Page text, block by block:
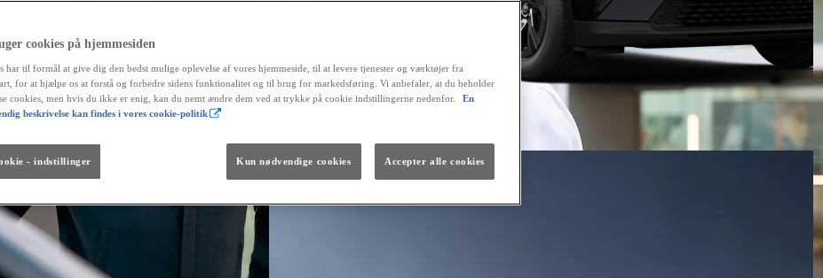
The soul lives on.
cookies på hjemmesiden
har til formål at give dig den bedst mulige oplevelse af vores hjemmeside, til at levere tjenester og værktøjer fra
for at hjælpe os at forstå og forbedre sidens funktionalitet og til brug for markedsføring. Vi anbefaler, at du beholder
cookies, men hvis du ikke er enig, kan du nemt ændre dem ved at trykke på cookie indstillingerne nedenfor.
En
beskrivelse kan findes i vores cookie-politik
- indstillinger Kun nødvendige cookies Accepter alle cookies